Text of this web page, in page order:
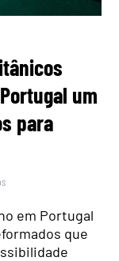
um
para
em Portugal
que